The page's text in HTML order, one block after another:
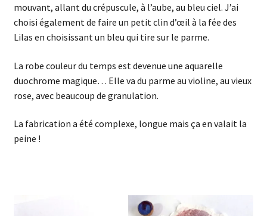
mouvant, allant du crépuscule, à l’aube, au bleu ciel. J’ai
choisi également de faire un petit clin d’œil à la fée des
Lilas en choisissant un bleu qui tire sur le parme.
La robe couleur du temps est devenue une aquarelle
duochrome magique… Elle va du parme au violine, au vieux
rose, avec beaucoup de granulation.
La fabrication a été complexe, longue mais ça en valait la
peine !